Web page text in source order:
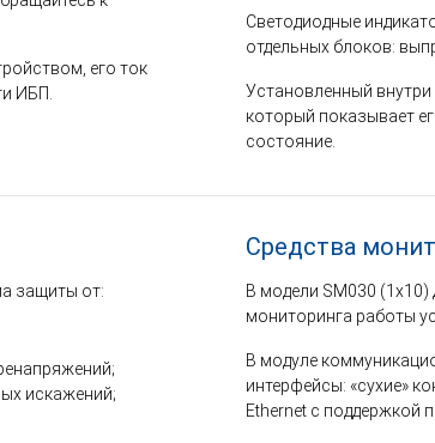
его ток
ИБП.
Светодиодные
отдельных блоков:
Установленный
который показывает
состояние.
защиты от:
искажений;
Средства
В модели SM030
мониторинга работы
В модуле
интерфейсы: «сухие»
Ethernet с поддержкой